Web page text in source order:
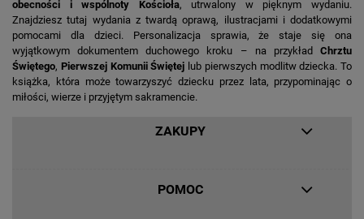
obecności i wspólnoty Kościoła, utrwalony w pięknym wydaniu.
Znajdziesz tutaj wydania z twardą oprawą, ilustracjami i dodatkowymi
pomocami dla dzieci. Personalizacja sprawia, że staje się ona
wyjątkowym dokumentem duchowego kroku – na przykład Chrztu
Świętego, Pierwszej Komunii Świętej lub pierwszych modlitw dziecka. To
książka, która może towarzyszyć dziecku przez lata, przypominając o
miłości, wierze i przyjętym sakramencie.
ZAKUPY
POMOC